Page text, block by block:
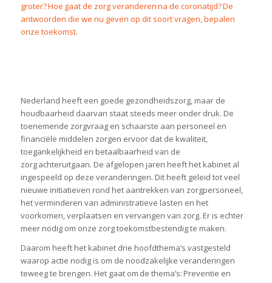
groter? Hoe gaat de zorg veranderen na de coronatijd?De
antwoorden die we nu geven op dit soort vragen, bepalen
onze toekomst.
Nederland heeft een goede gezondheidszorg, maar de
houdbaarheid daarvan staat steeds meer onder druk. De
toenemende zorgvraag en schaarste aan personeel en
financiële middelen zorgen ervoor dat de kwaliteit,
toegankelijkheid en betaalbaarheid van de
zorg achteruitgaan. De afgelopen jaren heeft het kabinet al
ingespeeld op deze veranderingen. Dit heeft geleid tot veel
nieuwe initiatieven rond het aantrekken van zorgpersoneel,
het verminderen van administratieve lasten en het
voorkomen, verplaatsen en vervangen van zorg. Er is echter
meer nodig om onze zorg toekomstbestendig te maken.
Daarom heeft het kabinet drie hoofdthema’s vastgesteld
waarop actie nodig is om de noodzakelijke veranderingen
teweeg te brengen. Het gaat om de thema’s: Preventie en